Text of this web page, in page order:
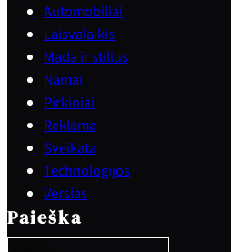
Automobiliai
Laisvalaikis
Mada ir stilius
Namai
Pirkiniai
Reklama
Sveikata
Technologijos
Verslas
Paieška
e
a